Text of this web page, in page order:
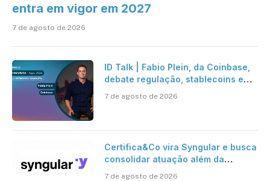
entra em vigor em 2027
7 de agosto de 2026
ID Talk | Fabio Plein, da Coinbase,
debate regulação, stablecoins e
7 de agosto de 2026
Certifica&Co vira Syngular e busca
consolidar atuação além da
7 de agosto de 2026